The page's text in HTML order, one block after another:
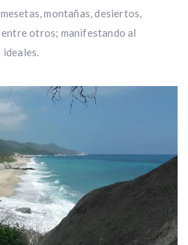
montañas, desiertos,
otros; manifestando al